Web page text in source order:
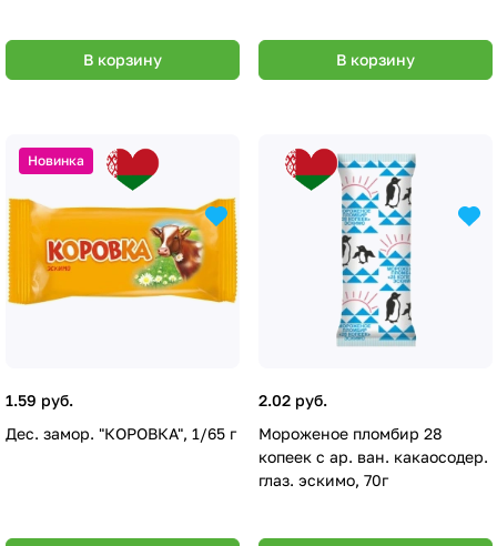
В корзину В корзину
Новинка
1.59 руб.
Дес. замор. "КОРОВКА", 1/65 г
2.02 руб.
Мороженое пломбир 28
копеек с ар. ван. какаосодер.
глаз. эскимо, 70г